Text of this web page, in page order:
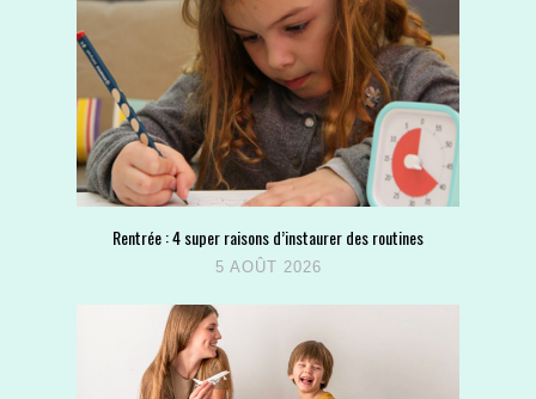
Rentrée : 4 super raisons d’instaurer des routines
5 AOÛT 2026